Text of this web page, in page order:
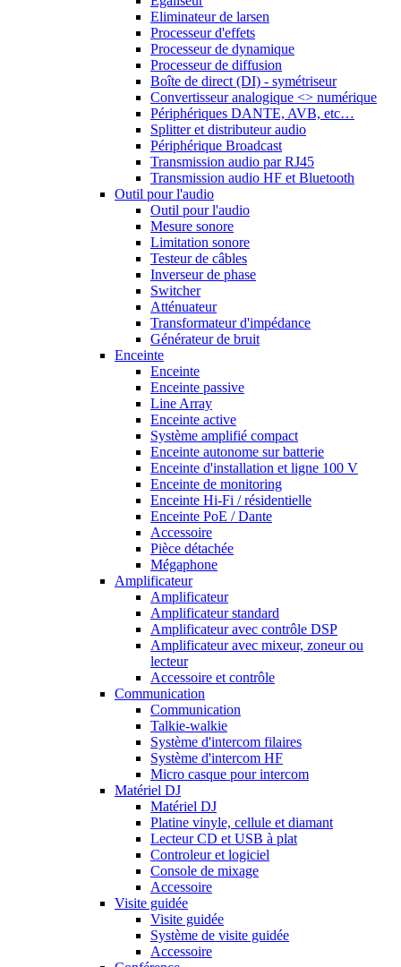
Eliminateur de larsen
Processeur d'effets
Processeur de dynamique
Processeur de diffusion
Boîte de direct (DI) - symétriseur
Convertisseur analogique <> numérique
Périphériques DANTE, AVB, etc…
Splitter et distributeur audio
Périphérique Broadcast
Transmission audio par RJ45
Transmission audio HF et Bluetooth
Outil pour l'audio
Outil pour l'audio
Mesure sonore
Limitation sonore
Testeur de câbles
Inverseur de phase
Switcher
Atténuateur
Transformateur d'impédance
Générateur de bruit
Enceinte
Enceinte
Enceinte passive
Line Array
Enceinte active
Système amplifié compact
Enceinte autonome sur batterie
Enceinte d'installation et ligne 100 V
Enceinte de monitoring
Enceinte Hi-Fi / résidentielle
Enceinte PoE / Dante
Accessoire
Pièce détachée
Mégaphone
Amplificateur
Amplificateur
Amplificateur standard
Amplificateur avec contrôle DSP
Amplificateur avec mixeur, zoneur ou
lecteur
Accessoire et contrôle
Communication
Communication
Talkie-walkie
Système d'intercom filaires
Système d'intercom HF
Micro casque pour intercom
Matériel DJ
Matériel DJ
Platine vinyle, cellule et diamant
Lecteur CD et USB à plat
Controleur et logiciel
Console de mixage
Accessoire
Visite guidée
Visite guidée
Système de visite guidée
Accessoire